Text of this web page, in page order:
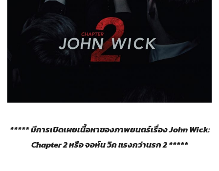
***** มีการเปิดเผยเนื้อหาของภาพยนตร์เรื่อง John Wick:
Chapter 2 หรือ จอห์น วิค แรงกว่านรก 2 *****